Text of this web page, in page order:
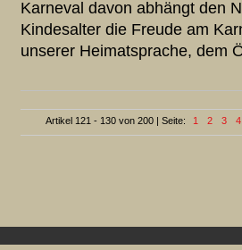
Karneval davon abhängt den
Kindesalter die Freude am
unserer Heimatsprache, dem
Artikel 121 - 130 von 200 | Seite: 1 2 3 4